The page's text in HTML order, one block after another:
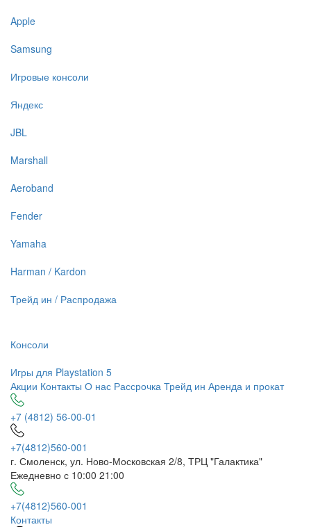
Apple
Samsung
Игровые консоли
Яндекс
JBL
Marshall
Aeroband
Fender
Yamaha
Harman / Kardon
Трейд ин / Распродажа
Консоли
Игры для Playstation 5
Акции Контакты О нас Рассрочка Трейд ин Аренда и прокат
+7 (4812) 56-00-01
+7(4812)560-001
г. Смоленск, ул. Ново-Московская 2/8, ТРЦ "Галактика"
Ежедневно с 10:00 21:00
+7(4812)560-001
Контакты